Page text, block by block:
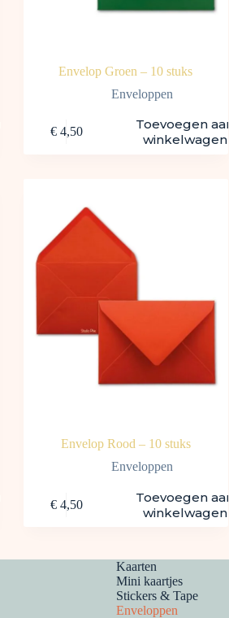
Envelop Groen – 10 stuks
Enveloppen
€4,50
Toevoegen aan
winkelwagen
Envelop Rood – 10 stuks
Enveloppen
€4,50
Toevoegen aan
winkelwagen
Kaarten
Mini kaartjes
Stickers & Tape
Enveloppen